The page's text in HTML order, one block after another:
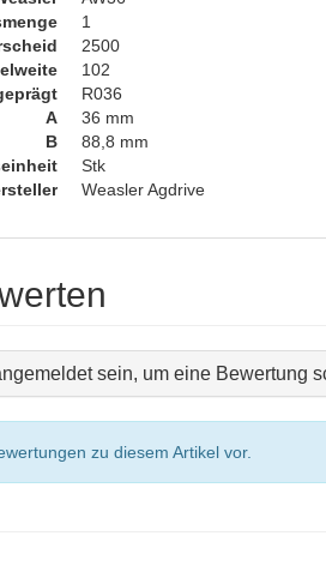
1
2500
102
R036
A
36 mm
B
88,8 mm
Stk
Weasler Agdrive
sein, um eine Bewertung
zu diesem Artikel vor.